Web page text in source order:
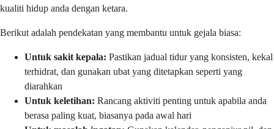
kualiti hidup anda dengan ketara.
Berikut adalah pendekatan yang membantu untuk gejala biasa:
Untuk sakit kepala: Pastikan jadual tidur yang konsisten, kekal
terhidrat, dan gunakan ubat yang ditetapkan seperti yang
diarahkan
Untuk keletihan: Rancang aktiviti penting untuk apabila anda
berasa paling kuat, biasanya pada awal hari